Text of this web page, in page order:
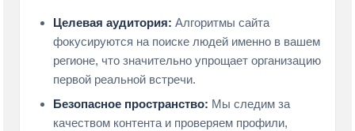
Целевая аудитория: Алгоритмы сайта
фокусируются на поиске людей именно в вашем
регионе, что значительно упрощает организацию
первой реальной встречи.
Безопасное пространство: Мы следим за
качеством контента и проверяем профили,